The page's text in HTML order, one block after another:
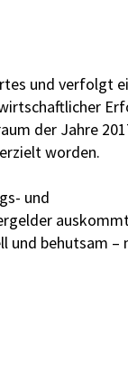
und verfolgt
der Jahre
worden.
und
und behutsam –